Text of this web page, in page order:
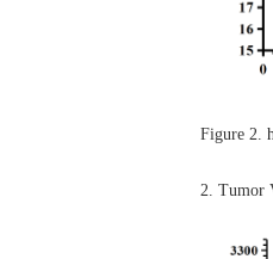
Figure 2.
2. Tumor